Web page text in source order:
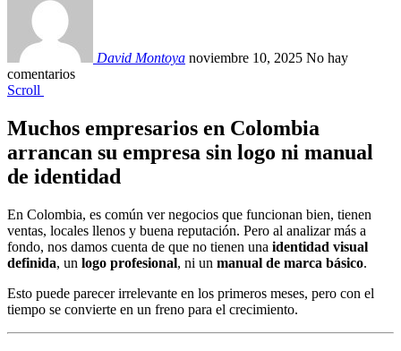
David Montoya noviembre 10, 2025 No hay
comentarios
Scroll
Muchos empresarios en Colombia
arrancan su empresa sin logo ni manual
de identidad
En Colombia, es común ver negocios que funcionan bien, tienen
ventas, locales llenos y buena reputación. Pero al analizar más a
fondo, nos damos cuenta de que no tienen una identidad visual
definida, un logo profesional, ni un manual de marca básico.
Esto puede parecer irrelevante en los primeros meses, pero con el
tiempo se convierte en un freno para el crecimiento.